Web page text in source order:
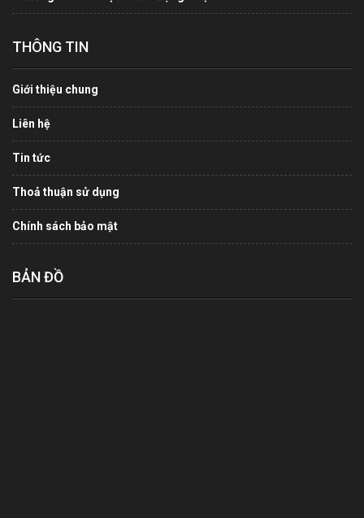
THÔNG TIN
Giới thiệu chung
Liên hệ
Tin tức
Thoả thuận sử dụng
Chính sách bảo mật
BẢN ĐỒ